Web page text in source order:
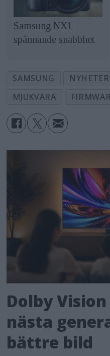
Samsung NX1 –
spännande snabbhet
SAMSUNG NYHETER
MJUKVARA
Dolby
nästa
bättre bild